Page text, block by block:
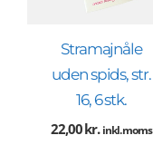
Stramajnåle
uden spids, str.
16, 6 stk.
22,00kr. inkl. moms